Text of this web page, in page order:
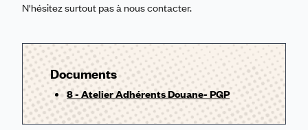
N'hésitez surtout pas à nous contacter.
Documents
8 - Atelier Adhérents Douane- PGP